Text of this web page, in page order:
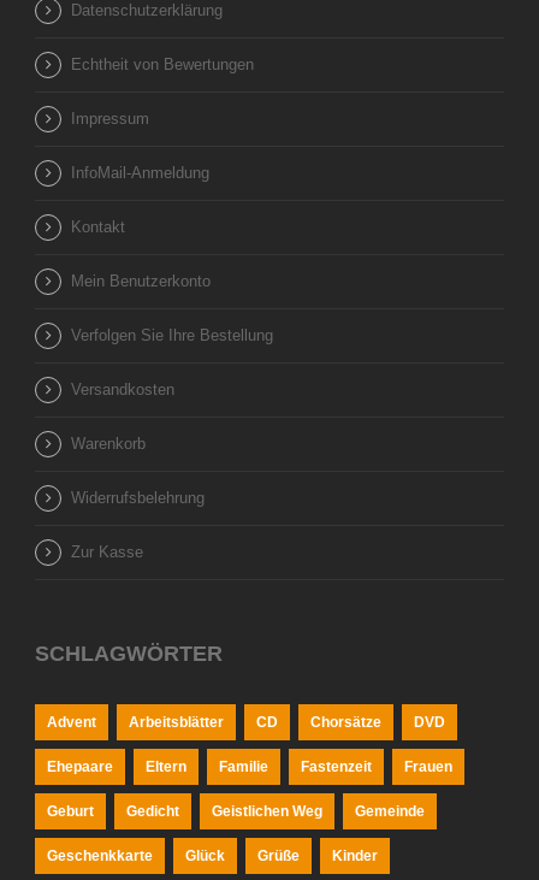
Datenschutzerklärung
Echtheit von Bewertungen
Impressum
InfoMail-Anmeldung
Kontakt
Mein Benutzerkonto
Verfolgen Sie Ihre Bestellung
Versandkosten
Warenkorb
Widerrufsbelehrung
Zur Kasse
SCHLAGWÖRTER
Advent Arbeitsblätter CD Chorsätze DVD
Ehepaare Eltern Familie Fastenzeit Frauen
Geburt Gedicht Geistlichen Weg Gemeinde
Geschenkkarte Glück Grüße Kinder